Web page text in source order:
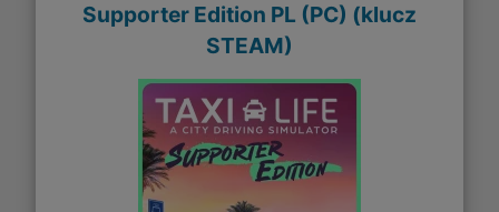
Supporter Edition PL (PC) (klucz
STEAM)